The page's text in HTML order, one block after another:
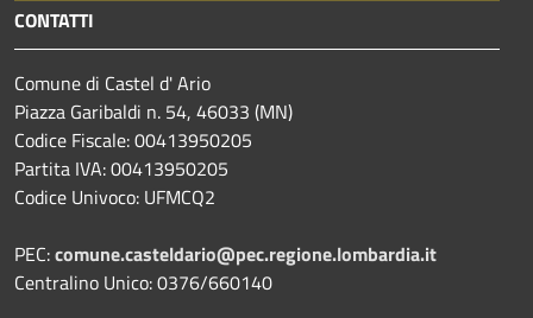
CONTATTI
Comune di Castel d' Ario
Piazza Garibaldi n. 54, 46033 (MN)
Codice Fiscale: 00413950205
Partita IVA: 00413950205
Codice Univoco: UFMCQ2
PEC:comune.casteldario@pec.regione.lombardia.it
Centralino Unico: 0376/660140